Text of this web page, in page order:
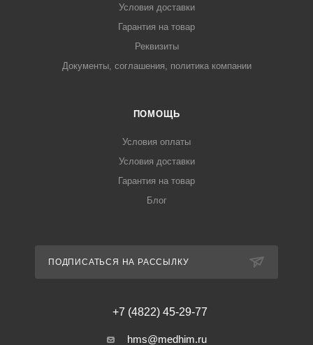
Условия доставки
Гарантия на товар
Реквизиты
Документы, соглашения, политика компании
ПОМОЩЬ
Условия оплаты
Условия доставки
Гарантия на товар
Блог
ПОДПИСАТЬСЯ НА РАССЫЛКУ
+7 (4822) 45-29-77
hms@medhim.ru